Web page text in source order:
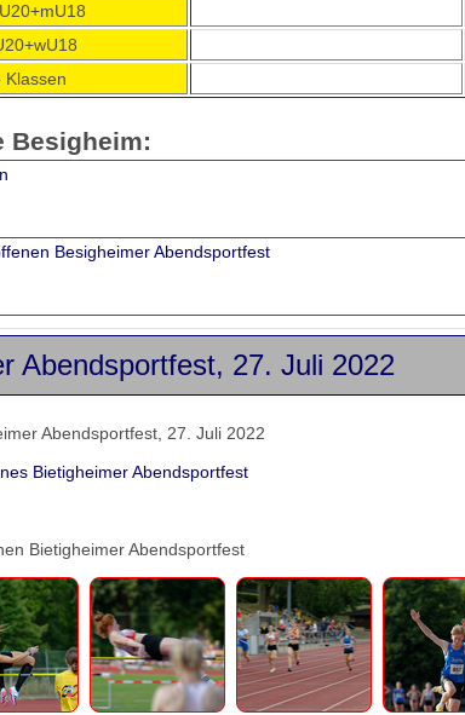
Klassen
Besigheim:
Besigheimer Abendsportfest
Abendsportfest, 27. Juli 2022
Abendsportfest, 27. Juli 2022
Bietigheimer Abendsportfest
Bietigheimer Abendsportfest